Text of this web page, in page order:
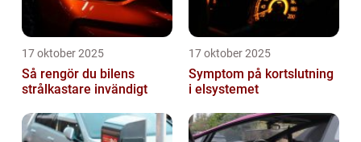
17 oktober 2025
Så rengör du bilens
strålkastare invändigt
17 oktober 2025
Symptom på kortslutning
i elsystemet